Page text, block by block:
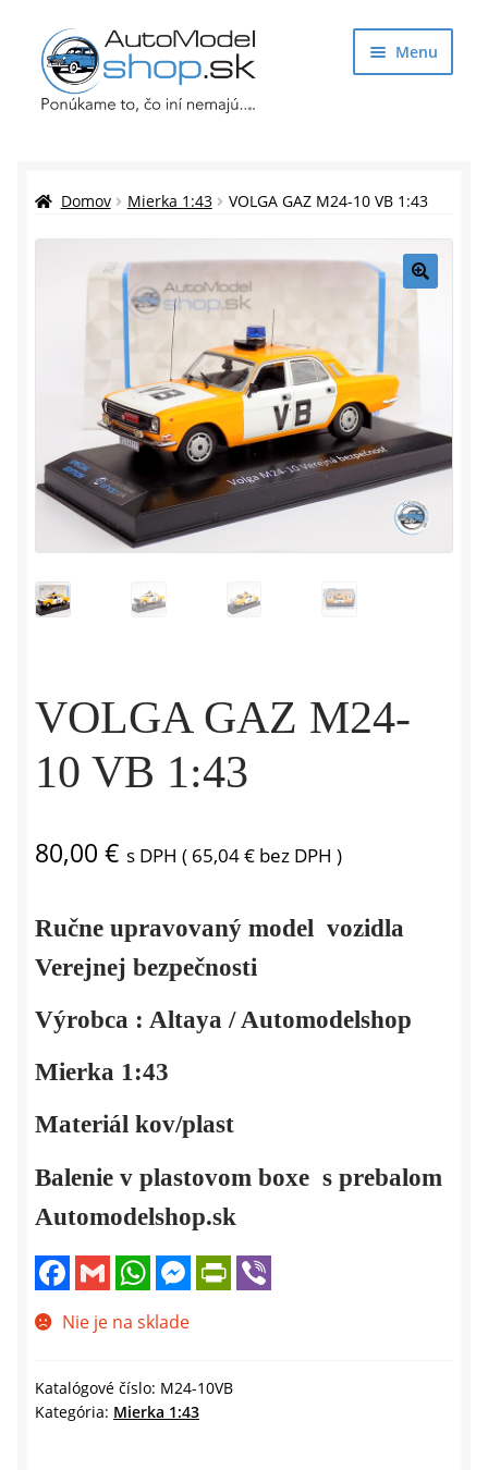
Preskočiť
na
navigáciu
Preskočiť
na
obsah
Menu
Auto Modely
Rozbaliť
menu
Doplnky pre modelárov
Rozbaliť
Darčekové predmety
Domov Mierka 1:43 VOLGA GAZ M24-10 VB 1:43
VOLGA GAZ M24-
10 VB 1:43
80,00 € s DPH ( 65,04€ bez DPH )
Ručne upravovaný model vozidla
Verejnej bezpečnosti
Výrobca : Altaya / Automodelshop
Mierka 1:43
Materiál kov/plast
Balenie v plastovom boxe s prebalom
Automodelshop.sk
F
c
e
b
k
G
m
a
i
l
W
a
t
s
p
M
s
e
r
P
i
Nie je na sklade
Katalógové číslo: M24-10VB
Kategória: Mierka 1:43